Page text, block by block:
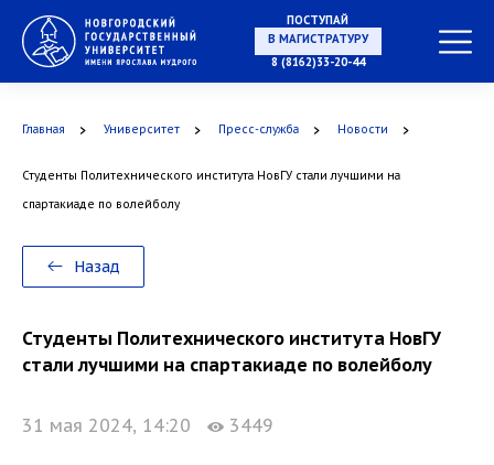
ПОСТУПАЙ
НА СПЕЦИАЛИТЕТ
В МАГИСТРАТУРУ
8 (8162)33-20-44
Главная Университет Пресс-служба Новости
Студенты Политехнического института НовГУ стали лучшими на
спартакиаде по волейболу
Назад
Студенты Политехнического института НовГУ
стали лучшими на спартакиаде по волейболу
31 мая 2024, 14:20 3449